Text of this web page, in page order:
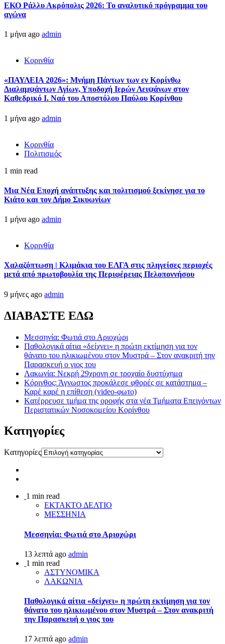
ΕΚΟ Ράλλυ Ακρόπολις 2026: Το αναλυτικό πρόγραμμα του
αγώνα
1 μήνα ago admin
Κορινθία
«ΠΑΥΛΕΙΑ 2026»: Μνήμη Πάντων των εν Κορίνθω
Διαλαμψάντων Αγίων, Υποδοχή Ιερών Λειψάνων στον
Καθεδρικό Ι. Ναό του Αποστόλου Παύλου Κορίνθου
1 μήνα ago admin
Κορινθία
Πολιτισμός
1 min read
Μια Νέα Εποχή ανάπτυξης και πολιτισμού ξεκίνησε για το
Κιάτο και τον Δήμο Σικυωνίων
1 μήνα ago admin
Κορινθία
Χαλαζόπτωση | Κλιμάκια του ΕΛΓΑ στις πληγείσες περιοχές
μετά από πρωτοβουλία της Περιφέρειας Πελοποννήσου
9 μήνες ago admin
ΔΙΑΒΑΣΤΕ ΕΔΩ
Μεσσηνία: Φωτιά στο Αριοχώρι
Παθολογικά αίτια «δείχνει» η πρώτη εκτίμηση για τον
θάνατο του ηλικιωμένου στον Μυστρά – Στον ανακριτή την
Παρασκευή ο γιος του
Λακωνία: Νεκρή 29χρονη σε τροχαίο δυστύχημα
Κόρινθος: Άγνωστος προκάλεσε φθορές σε κατάστημα –
Καρέ καρέ η επίθεση (video-φωτο)
Kατέρρευσε τμήμα της οροφής στα νέα Τμήματα Επειγόντων
Περιστατικών Νοσοκομείου Κορίνθου
Kατηγορίες
Kατηγορίες
1 min read
ΕΚΤΑΚΤΟ ΔΕΛΤΙΟ
ΜΕΣΣΗΝΙΑ
Μεσσηνία: Φωτιά στο Αριοχώρι
13 λεπτά ago admin
1 min read
ΑΣΤΥΝΟΜΙΚΑ
ΛΑΚΩΝΙΑ
Παθολογικά αίτια «δείχνει» η πρώτη εκτίμηση για τον
θάνατο του ηλικιωμένου στον Μυστρά – Στον ανακριτή
την Παρασκευή ο γιος του
17 λεπτά ago admin